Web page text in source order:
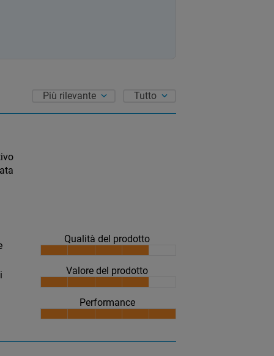
Più rilevante Tutto
Qualità del prodotto
Valore del prodotto
Performance